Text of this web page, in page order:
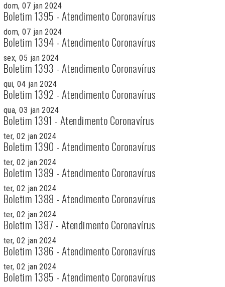
dom, 07 jan 2024
Boletim 1395 - Atendimento Coronavírus
dom, 07 jan 2024
Boletim 1394 - Atendimento Coronavírus
sex, 05 jan 2024
Boletim 1393 - Atendimento Coronavírus
qui, 04 jan 2024
Boletim 1392 - Atendimento Coronavírus
qua, 03 jan 2024
Boletim 1391 - Atendimento Coronavírus
ter, 02 jan 2024
Boletim 1390 - Atendimento Coronavírus
ter, 02 jan 2024
Boletim 1389 - Atendimento Coronavírus
ter, 02 jan 2024
Boletim 1388 - Atendimento Coronavírus
ter, 02 jan 2024
Boletim 1387 - Atendimento Coronavírus
ter, 02 jan 2024
Boletim 1386 - Atendimento Coronavírus
ter, 02 jan 2024
Boletim 1385 - Atendimento Coronavírus